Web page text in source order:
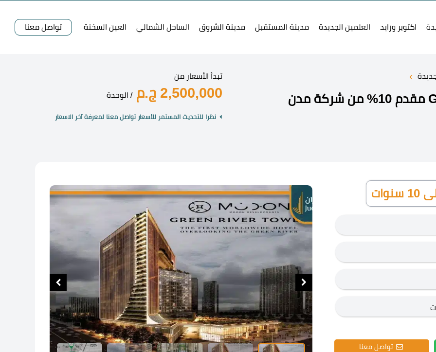
اكتوبر وزايد العلمين الجديدة مدينة المستقبل مدينة الشروق الساحل الشمالي العين السخنة تواصل معنا
› تبدأ الأسعار من
2,500,000 ج.م / الوحدة
نظرا للتحديث المستمر للأسعار تواصل معنا لمعرفة آخر الاسعار
تواصل معنا